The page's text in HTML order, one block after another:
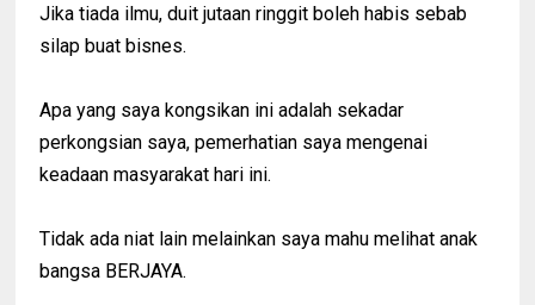
Jika tiada ilmu, duit jutaan ringgit boleh habis sebab
silap buat bisnes.
Apa yang saya kongsikan ini adalah sekadar
perkongsian saya, pemerhatian saya mengenai
keadaan masyarakat hari ini.
Tidak ada niat lain melainkan saya mahu melihat anak
bangsa BERJAYA.